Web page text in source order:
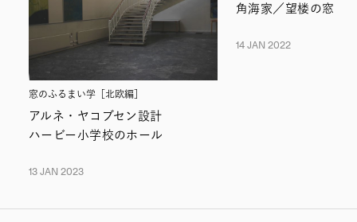
窓のふるまい学［北欧編］
アルネ・ヤコブセン設計
ハービー小学校のホール
13 JAN 2023
角海家／望楼の窓
14 JAN 2022